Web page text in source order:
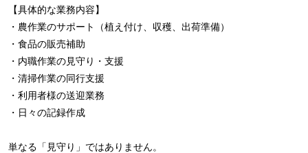
【具体的な業務内容】
・農作業のサポート（植え付け、収穫、出荷準備）
・食品の販売補助
・内職作業の見守り・支援
・清掃作業の同行支援
・利用者様の送迎業務
・日々の記録作成
単なる「見守り」ではありません。